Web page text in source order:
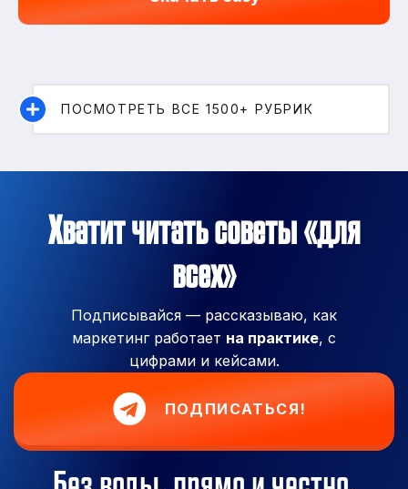
ПОСМОТРЕТЬ ВСЕ 1500+ РУБРИК
Хватит читать советы «для
всех»
Подписывайся — рассказываю, как
маркетинг работает на практике, с
цифрами и кейсами.
ПОДПИСАТЬСЯ!